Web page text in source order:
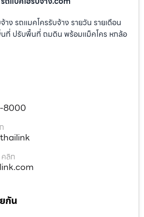
าง รถแมคโครรับจ้าง รายวัน รายเดือน
นที่ ปรับพื้นที่ ถมดิน พร้อมแม็คโคร หกล้อ
8000
ลิก
กัน